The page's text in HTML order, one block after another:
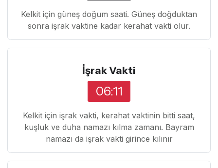
Kelkit için güneş doğum saati. Güneş doğduktan
sonra işrak vaktine kadar kerahat vakti olur.
İşrak Vakti
06:11
Kelkit için işrak vakti, kerahat vaktinin bitti saat,
kuşluk ve duha namazı kılma zamanı. Bayram
namazı da işrak vakti girince kılınır